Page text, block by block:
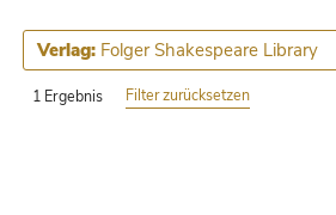
1 Ergebnis
Verlag: Folger Shakespeare Library
Filter zurücksetzen